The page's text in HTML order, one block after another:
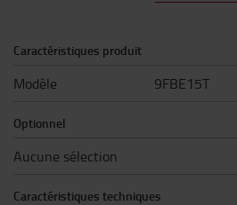
Caractéristiques produit
Modèle 9FBE15T
Optionnel
Aucune sélection
Caractéristiques techniques